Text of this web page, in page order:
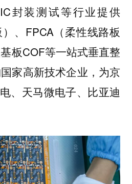
封装测试等行业提供
、FPCA（柔性线路板
板COF等一站式垂直整
家高新技术企业，为京
、天马微电子、比亚迪